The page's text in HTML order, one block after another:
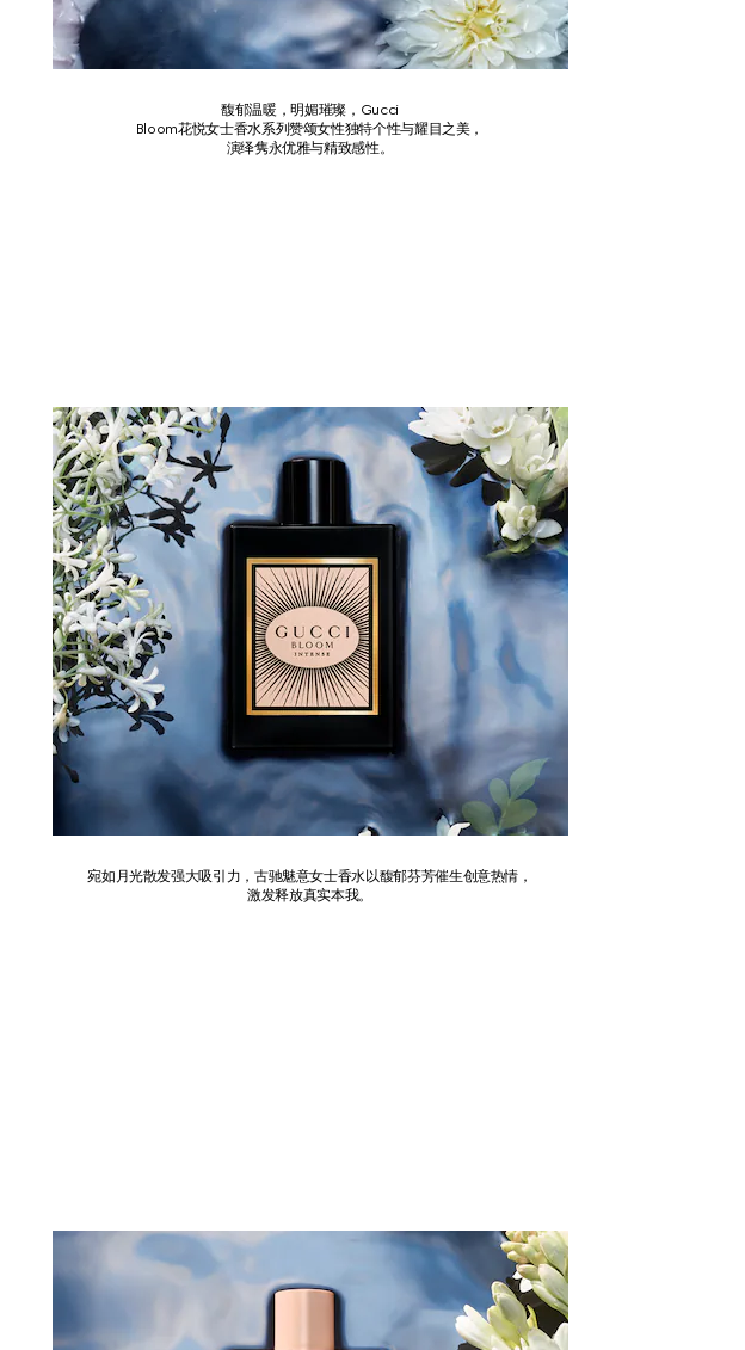
馥郁温暖，明媚璀璨，Gucci
Bloom花悦女士香水系列赞颂女性独特个性与耀目之美，
演绎隽永优雅与精致感性。
宛如月光散发强大吸引力，古驰魅意女士香水以馥郁芬芳催生创意热情，
激发释放真实本我。